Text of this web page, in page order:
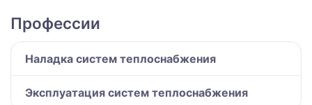
Профессии
Наладка систем теплоснабжения
Эксплуатация систем теплоснабжения